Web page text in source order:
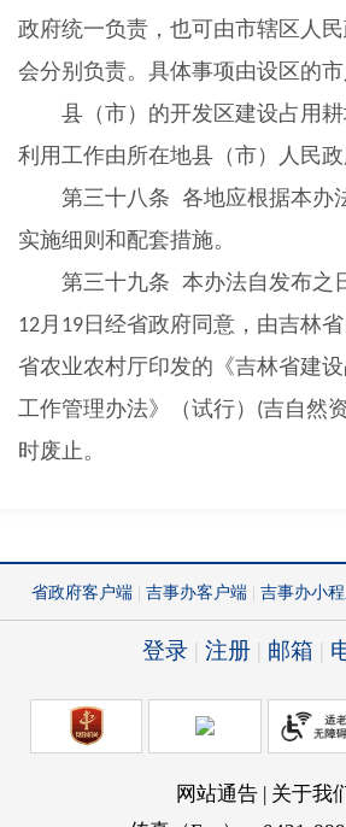
政府统一负责，也可由市辖区人
会分别负责。具体事项由设区的市
县（市）的开发区建设占用
利用工作由所在地县（市）人民政
第三十八条 各地应根据本办
实施细则和配套措施。
第三十九条 本办法自发布之
12 月 19日经省政府同意，由吉林
省农业农村厅印发的《吉林省建
工作管理办法》（试行） (吉自然
时废止。